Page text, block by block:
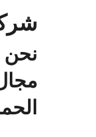
نحن